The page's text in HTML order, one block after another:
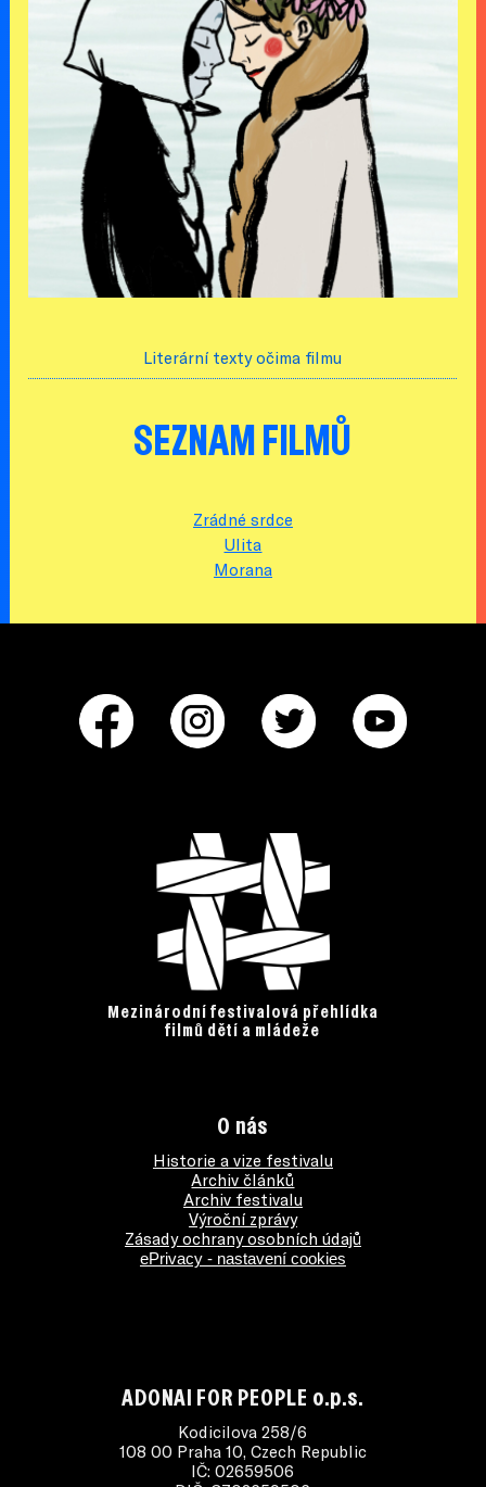
Literární texty očima filmu
SEZNAM FILMŮ
Zrádné srdce
Ulita
Morana
Mezinárodní festivalová přehlídka
filmů dětí a mládeže
O nás
Historie a vize festivalu
Archiv článků
Archiv festivalu
Výroční zprávy
Zásady ochrany osobních údajů
ePrivacy - nastavení cookies
ADONAI FOR PEOPLE o.p.s.
Kodicilova 258/6
108 00 Praha 10, Czech Republic
IČ: 02659506